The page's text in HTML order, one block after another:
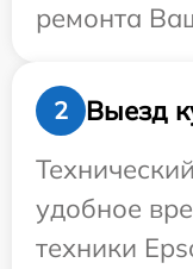
ремонта
2
Выезд
удобное
техники